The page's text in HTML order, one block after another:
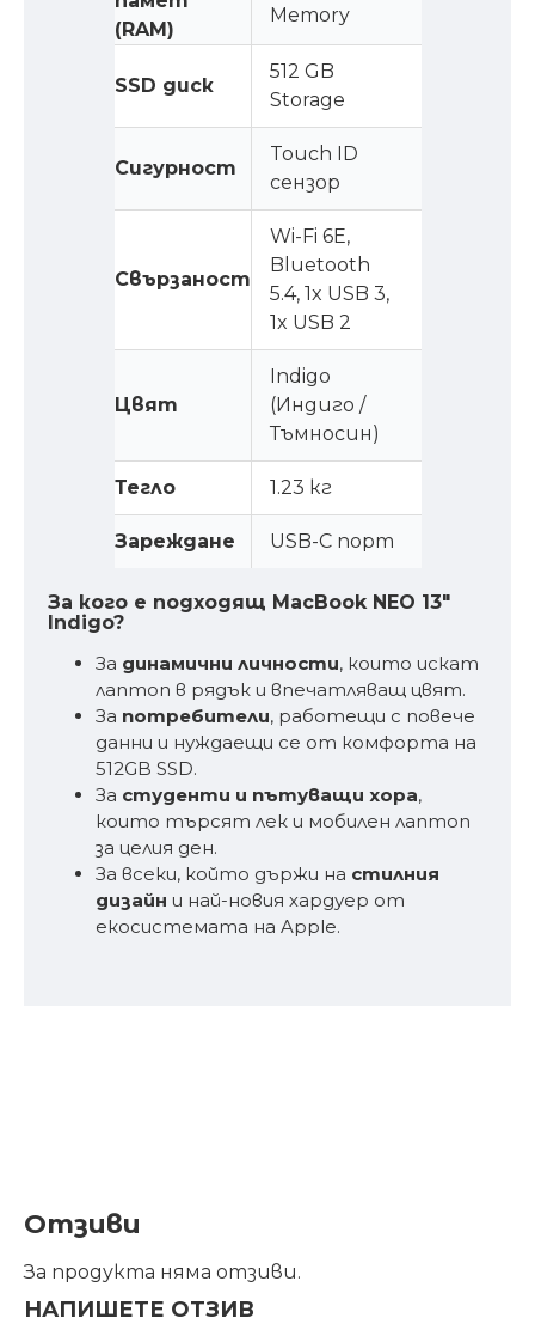
(RAM)
Memory
SSD диск
512 GB
Storage
Сигурност
Touch ID
сензор
Свързаност
Wi-Fi 6E,
Bluetooth
5.4, 1x USB 3,
1x USB 2
Цвят
Indigo
(Индиго /
Тъмносин)
Тегло 1.23 кг
Зареждане USB-C порт
За кого е подходящ MacBook NEO 13"
Indigo?
За динамични личности, които искат
лаптоп в рядък и впечатляващ цвят.
За потребители, работещи с повече
данни и нуждаещи се от комфорта на
512GB SSD.
За студенти и пътуващи хора,
които търсят лек и мобилен лаптоп
за целия ден.
За всеки, който държи на стилния
дизайн и най-новия хардуер от
екосистемата на Apple.
Отзиви
За продукта няма отзиви.
НАПИШЕТЕ ОТЗИВ